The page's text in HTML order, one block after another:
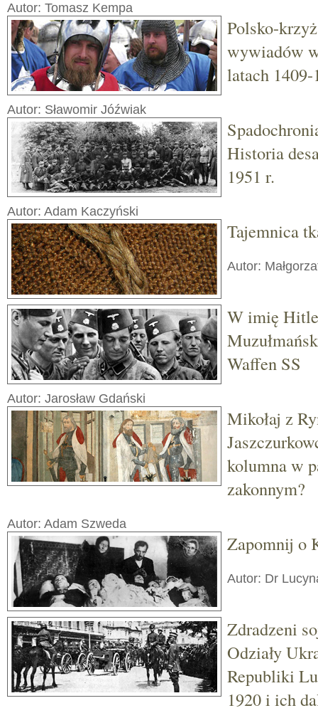
Autor: Tomasz Kempa
Polsko-
wywiadów
latach 1409-
Autor: Sławomir Jóźwiak
Historia
1951 r.
Autor: Adam Kaczyński
Tajemnica
Autor:
W imię
Waffen SS
Autor: Jarosław Gdański
Mikołaj z
kolumna w
zakonnym?
Autor: Adam Szweda
Zapomnij o
Autor: Dr
Zdradzeni
Odziały
Republiki
1920 i ich